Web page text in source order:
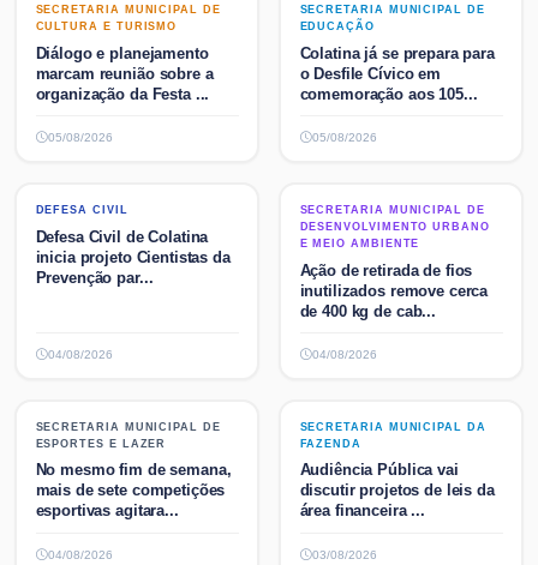
SECRETARIA MUNICIPAL DE
CULTURA E TURISMO
SECRETARIA MUNICIPAL DE
CULTURA E TURISMO
Diálogo e planejamento
marcam reunião sobre a
organização da Festa ...
05/08/2026
SECRETARIA MUNICIPAL DE
EDUCAÇÃO
SECRETARIA MUNICIPAL DE
EDUCAÇÃO
Colatina já se prepara para
o Desfile Cívico em
comemoração aos 105...
05/08/2026
DEFESA CIVIL
DEFESA CIVIL
Defesa Civil de Colatina
inicia projeto Cientistas da
Prevenção par...
04/08/2026
SECRETARIA MUNICIPAL DE
DESENVOLVIMENTO URBANO E
MEIO AMBIENTE
SECRETARIA MUNICIPAL DE
DESENVOLVIMENTO URBANO
E MEIO AMBIENTE
Ação de retirada de fios
inutilizados remove cerca
de 400 kg de cab...
04/08/2026
SECRETARIA MUNICIPAL DE
ESPORTES E LAZER
SECRETARIA MUNICIPAL DE
ESPORTES E LAZER
No mesmo fim de semana,
mais de sete competições
esportivas agitara...
04/08/2026
SECRETARIA MUNICIPAL DA
FAZENDA
SECRETARIA MUNICIPAL DA
FAZENDA
Audiência Pública vai
discutir projetos de leis da
área financeira ...
03/08/2026